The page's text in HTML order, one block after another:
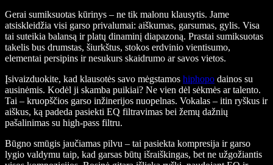
Gerai sumiksuotas kūrinys – ne tik malonu klausytis. Jame
atsiskleidžia visi garso privalumai: aiškumas, garsumas, gylis. Visa
tai suteikia balansą ir platų dinaminį diapazoną. Prastai sumiksuotas
takelis bus drumstas, šiurkštus, stokos erdvinio vientisumo,
elementai persipins ir nesukurs skaidrumo ar savos vietos.
Įsivaizduokite, kad klausotės savo mėgstamos hiphopo dainos su
ausinėmis. Kodėl ji skamba puikiai? Ne vien dėl sėkmės ar talento.
Tai – kruopščios garso inžinerijos nuopelnas. Vokalas – itin ryškus ir
aiškus, ką padeda pasiekti EQ filtravimas bei žemų dažnių
pašalinimas su high-pass filtru.
Būgno smūgis jaučiamas pilvu – tai pasiekta kompresija ir garso
lygio valdymu taip, kad garsas būtų išraiškingas, bet ne užgožiantis